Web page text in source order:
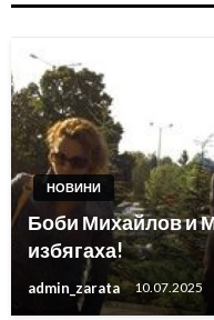
НОВИНИ
Боби Михайлов и
избягаха!
admin_zarata 10.07.2025